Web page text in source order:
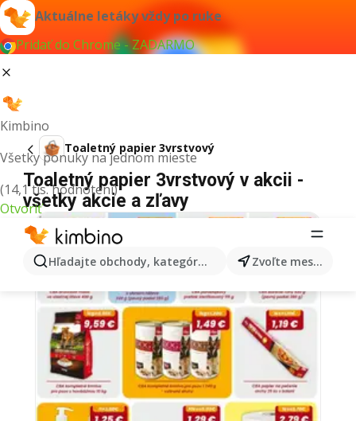
Aktuálne letáky vždy po ruke
Pridať do Chrome - ZADARMO
Kimbino
Všetky ponuky na jednom mieste
(14,1 tis. hodnotení)
Otvoriť
Hľadajte obchody, kategórie, produkty... Zvoľte mesto
Toaletný papier 3vrstvový
Toaletný papier 3vrstvový v akcii -
všetky akcie a zľavy